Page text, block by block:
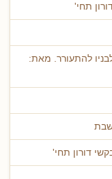
תחי'
להתעורר. מאת:
דורון תחי'